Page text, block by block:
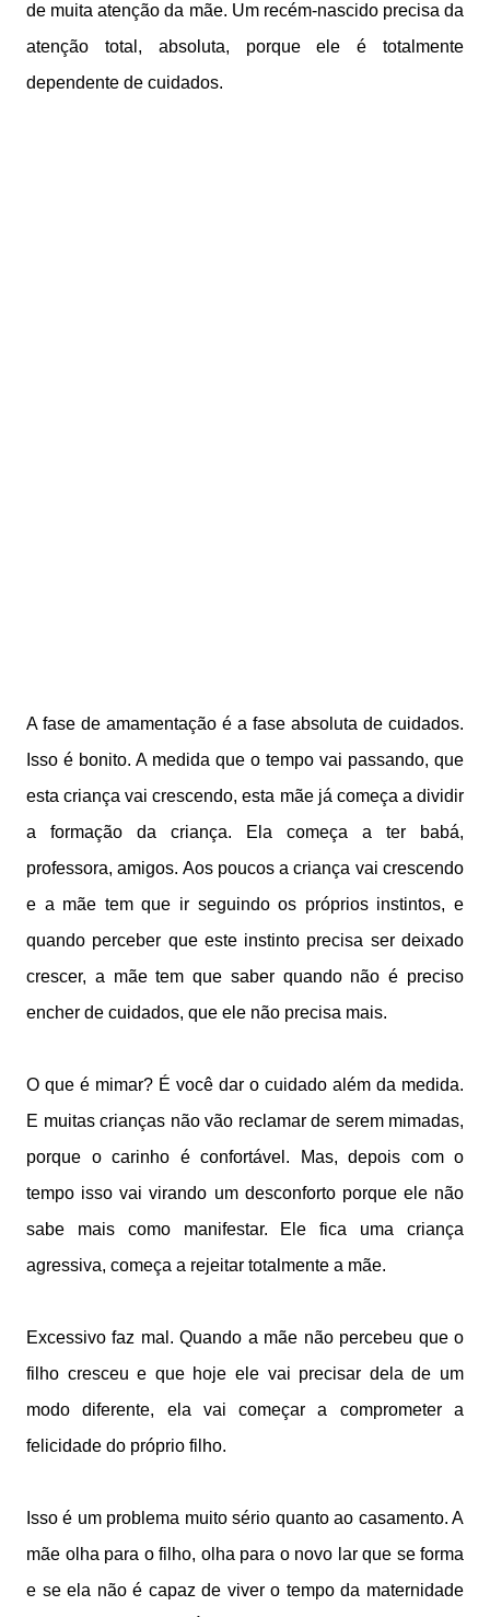
de muita atenção da mãe. Um recém-nascido precisa da
atenção total, absoluta, porque ele é totalmente
dependente de cuidados.
A fase de amamentação é a fase absoluta de cuidados.
Isso é bonito. A medida que o tempo vai passando, que
esta criança vai crescendo, esta mãe já começa a dividir
a formação da criança. Ela começa a ter babá,
professora, amigos. Aos poucos a criança vai crescendo
e a mãe tem que ir seguindo os próprios instintos, e
quando perceber que este instinto precisa ser deixado
crescer, a mãe tem que saber quando não é preciso
encher de cuidados, que ele não precisa mais.
O que é mimar? É você dar o cuidado além da medida.
E muitas crianças não vão reclamar de serem mimadas,
porque o carinho é confortável. Mas, depois com o
tempo isso vai virando um desconforto porque ele não
sabe mais como manifestar. Ele fica uma criança
agressiva, começa a rejeitar totalmente a mãe.
Excessivo faz mal. Quando a mãe não percebeu que o
filho cresceu e que hoje ele vai precisar dela de um
modo diferente, ela vai começar a comprometer a
felicidade do próprio filho.
Isso é um problema muito sério quanto ao casamento. A
mãe olha para o filho, olha para o novo lar que se forma
e se ela não é capaz de viver o tempo da maternidade